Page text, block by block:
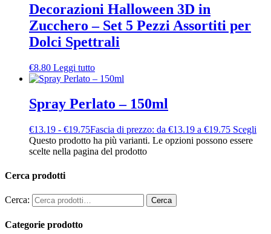
Decorazioni Halloween 3D in
Zucchero – Set 5 Pezzi Assortiti per
Dolci Spettrali
€8.80 Leggi tutto
Spray Perlato – 150ml
€13.19 - €19.75Fascia di prezzo: da €13.19 a €19.75 Scegli
Questo prodotto ha più varianti. Le opzioni possono essere
scelte nella pagina del prodotto
Cerca prodotti
Cerca: Cerca
Categorie prodotto